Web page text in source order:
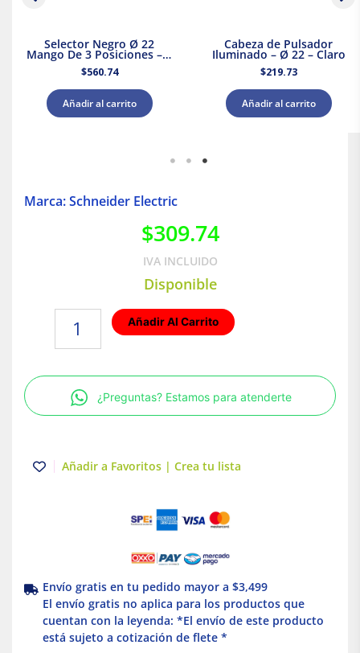
Selector Negro Ø 22
Mango De 3 Posiciones – 2
Na
$560.74
Añadir al carrito
Cabeza de Pulsador
Iluminado – Ø 22 – Claro
$219.73
Añadir al carrito
Marca: Schneider Electric
$309.74
IVA INCLUIDO
Disponible
Termomagnético
20
A
Curva
Electric
Añadir Al Carrito
¿Preguntas? Estamos para atenderte
Añadir a Favoritos | Crea tu lista
Envío gratis en tu pedido mayor a $3,499
El envío gratis no aplica para los productos que
cuentan con la leyenda: *El envío de este producto
está sujeto a cotización de flete *